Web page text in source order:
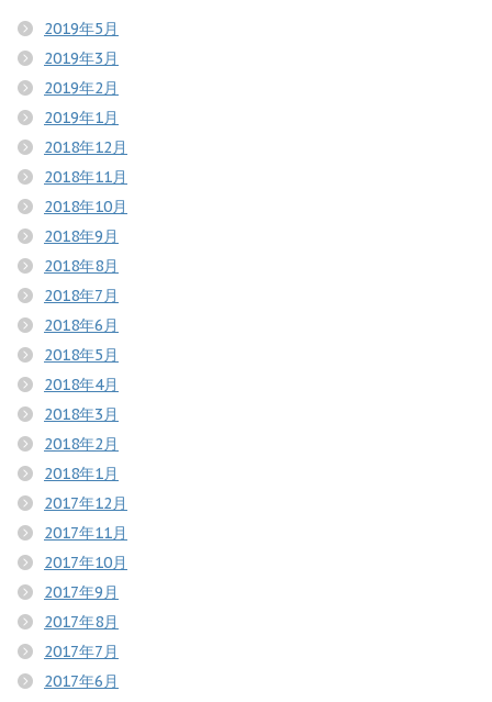
2019年5月
2019年3月
2019年2月
2019年1月
2018年12月
2018年11月
2018年10月
2018年9月
2018年8月
2018年7月
2018年6月
2018年5月
2018年4月
2018年3月
2018年2月
2018年1月
2017年12月
2017年11月
2017年10月
2017年9月
2017年8月
2017年7月
2017年6月